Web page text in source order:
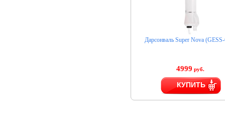
Дарсонваль Super Nova
4999 руб.
КУПИТЬ